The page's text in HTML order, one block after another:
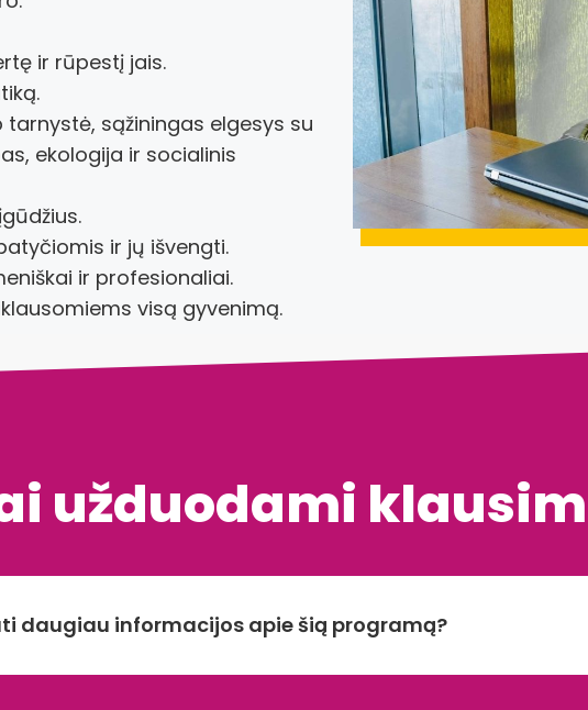
ir rūpestį jais.
sąžiningas elgesys su
ekologija ir socialinis
ir jų išvengti.
ir profesionaliai.
visą gyvenimą.
užduodami
daugiau informacijos apie šią programą?